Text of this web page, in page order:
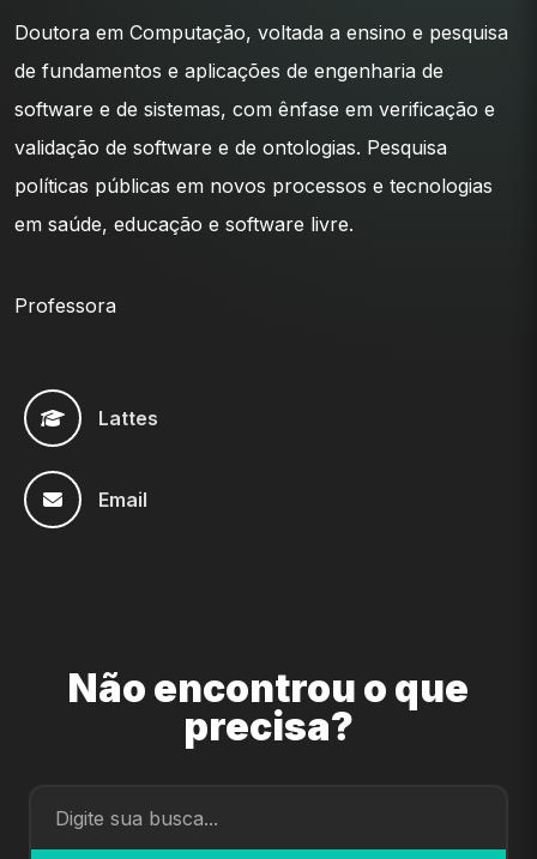
Professora
Doutora em Computação, voltada a ensino e pesquisa
de fundamentos e aplicações de engenharia de
software e de sistemas, com ênfase em verificação e
validação de software e de ontologias. Pesquisa
políticas públicas em novos processos e tecnologias
em saúde, educação e software livre.
Lattes
Email
Não encontrou o que
precisa?